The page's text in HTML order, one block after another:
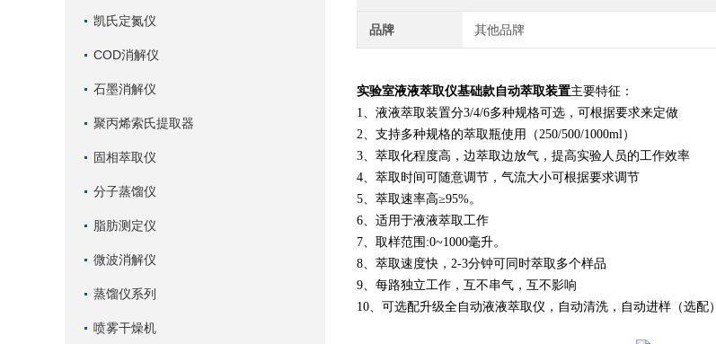
品牌 其他品牌
实验室液液萃取仪基础款自动萃取装置主要特征：
1、液液萃取装置分3/4/6多种规格可选，可根据要求来定做
2、支持多种规格的萃取瓶使用（250/500/1000ml）
3、萃取化程度高，边萃取边放气，提高实验人员的工作效率
4、萃取时间可随意调节，气流大小可根据要求调节
5、萃取速率高≥95%。
6、适用于液液萃取工作
7、取样范围:0~1000毫升。
8、萃取速度快，2-3分钟可同时萃取多个样品
9、每路独立工作，互不串气，互不影响
10、可选配升级全自动液液萃取仪，自动清洗，自动进样（选配）
凯氏定氮仪
COD消解仪
石墨消解仪
聚丙烯索氏提取器
固相萃取仪
分子蒸馏仪
脂肪测定仪
微波消解仪
蒸馏仪系列
喷雾干燥机